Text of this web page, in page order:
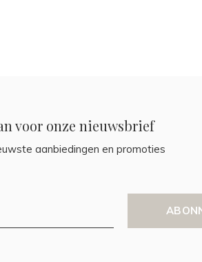
voor onze nieuwsbrief
aanbiedingen en promoties